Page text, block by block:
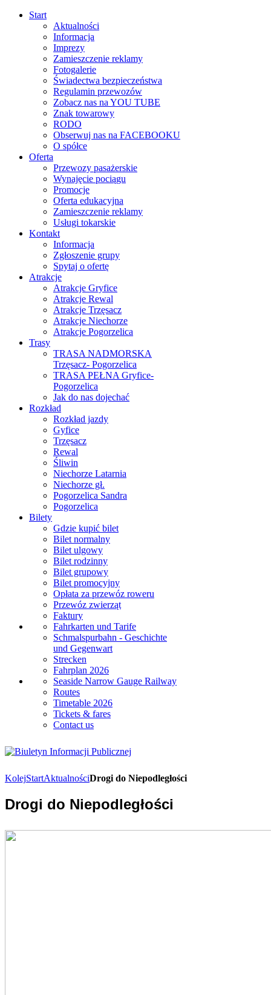
Start
Aktualności
Informacja
Imprezy
Zamieszczenie reklamy
Fotogalerie
Świadectwa bezpieczeństwa
Regulamin przewozów
Zobacz nas na YOU TUBE
Znak towarowy
RODO
Obserwuj nas na FACEBOOKU
O spółce
Oferta
Przewozy pasażerskie
Wynajęcie pociągu
Promocje
Oferta edukacyjna
Zamieszczenie reklamy
Usługi tokarskie
Kontakt
Informacja
Zgłoszenie grupy
Spytaj o ofertę
Atrakcje
Atrakcje Gryfice
Atrakcje Rewal
Atrakcje Trzęsacz
Atrakcje Niechorze
Atrakcje Pogorzelica
Trasy
TRASA NADMORSKA
Trzęsacz- Pogorzelica
TRASA PEŁNA Gryfice-
Pogorzelica
Jak do nas dojechać
Rozkład
Rozkład jazdy
Gyfice
Trzęsacz
Rewal
Śliwin
Niechorze Latarnia
Niechorze gł.
Pogorzelica Sandra
Pogorzelica
Bilety
Gdzie kupić bilet
Bilet normalny
Bilet ulgowy
Bilet rodzinny
Bilet grupowy
Bilet promocyjny
Opłata za przewóz roweru
Przewóz zwierząt
Faktury
Fahrkarten und Tarife
Schmalspurbahn - Geschichte
und Gegenwart
Strecken
Fahrplan 2026
Seaside Narrow Gauge Railway
Routes
Timetable 2026
Tickets & fares
Contact us
KolejStartAktualnościDrogi do Niepodległości
Drogi do Niepodległości